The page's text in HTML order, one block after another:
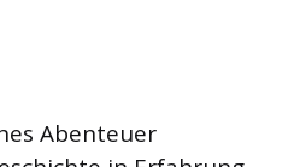
Abenteuer